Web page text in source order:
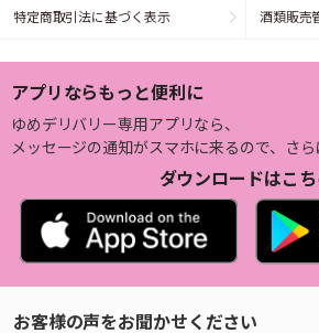
特定商取引法に基づく表示 酒類販売
アプリならもっと便利に
ゆめデリバリー専用アプリなら、
メッセージの通知がスマホに来るので、さら
ダウンロードはこち
お客様の声をお聞かせください